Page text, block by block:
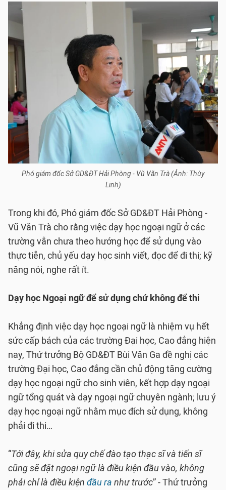
Phó giám đốc Sở GD&ĐT Hải Phòng - Vũ Văn Trà (Ảnh: Thùy
Linh)
Trong khi đó, Phó giám đốc Sở GD&ĐT Hải Phòng -
Vũ Văn Trà cho rằng việc dạy học ngoại ngữ ở các
trường vẫn chưa theo hướng học để sử dụng vào
thực tiễn, chủ yếu dạy học sinh viết, đọc để đi thi; kỹ
năng nói, nghe rất ít.
Dạy học Ngoại ngữ để sử dụng chứ không để thi
Khẳng định việc dạy học ngoại ngữ là nhiệm vụ hết
sức cấp bách của các trường Đại học, Cao đẳng hiện
nay, Thứ trưởng Bộ GD&ĐT Bùi Văn Ga đề nghị các
trường Đại học, Cao đẳng cần chủ động tăng cường
dạy học ngoại ngữ cho sinh viên, kết hợp dạy ngoại
ngữ tổng quát và dạy ngoại ngữ chuyên ngành; lưu ý
dạy học ngoại ngữ nhằm mục đích sử dụng, không
phải đi thi…
“Tới đây, khi sửa quy chế đào tạo thạc sĩ và tiến sĩ
cũng sẽ đặt ngoại ngữ là điều kiện đầu vào, không
phải chỉ là điều kiện đầu ra như trước” - Thứ trưởng